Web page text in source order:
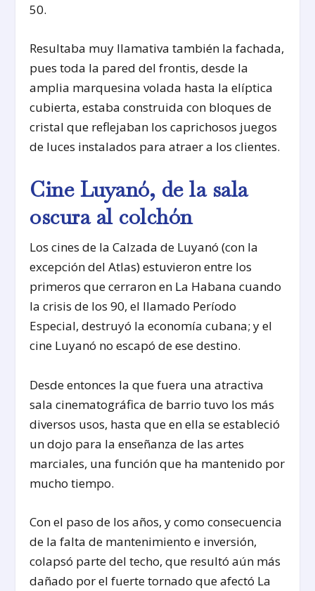
50.
Resultaba muy llamativa también la fachada,
pues toda la pared del frontis, desde la
amplia marquesina volada hasta la elíptica
cubierta, estaba construida con bloques de
cristal que reflejaban los caprichosos juegos
de luces instalados para atraer a los clientes.
Cine Luyanó, de la sala
oscura al colchón
Los cines de la Calzada de Luyanó (con la
excepción del Atlas) estuvieron entre los
primeros que cerraron en La Habana cuando
la crisis de los 90, el llamado Período
Especial, destruyó la economía cubana; y el
cine Luyanó no escapó de ese destino.
Desde entonces la que fuera una atractiva
sala cinematográfica de barrio tuvo los más
diversos usos, hasta que en ella se estableció
un dojo para la enseñanza de las artes
marciales, una función que ha mantenido por
mucho tiempo.
Con el paso de los años, y como consecuencia
de la falta de mantenimiento e inversión,
colapsó parte del techo, que resultó aún más
dañado por el fuerte tornado que afectó La